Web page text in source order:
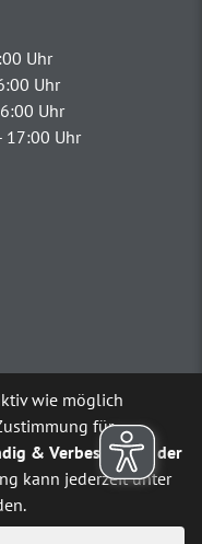
Uhr
Uhr
Uhr
17:00 Uhr
bereitgestellte externe
Immer
wie möglich
für
& Verbesserung der
kann jederzeit unter